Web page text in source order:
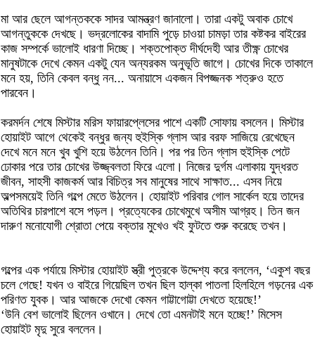
মা আর ছেলে আগন্তককে সাদর আমন্ত্রণ জানালো। তারা একটু অবাক চোখে
আগন্তুককে দেখছে। ভদ্রলোকের বাদামি পুড়ে চাওয়া চামড়া তার কষ্টকর বাইরের
কাজ সম্পর্কে ভালোই ধারণা দিচ্ছে। শক্তপোক্ত দীর্ঘদেহী আর তীক্ষ্ণ চোখের
মানুষটাকে দেখে কেমন একটু যেন অন্যরকম অনুভূতি জাগে। চোখের দিকে তাকালে
মনে হয়, তিনি কেবল বন্ধু নন... অনায়াসে একজন বিপজ্জনক শত্রুও হতে
পারবেন।
করমর্দন শেষে মিস্টার মরিস ফায়ারপ্লেসের পাশে একটি সোফায় বসলেন। মিস্টার
হোয়াইট আগে থেকেই বন্ধুর জন্য হুইস্কি গ্লাস আর বরফ সাজিয়ে রেখেছেন
দেখে মনে মনে খুব খুশি হয়ে উঠলেন তিনি। পর পর তিন গ্লাস হুইস্কি পেটে
ঢোকার পরে তার চোখের উজ্জ্বলতা ফিরে এলো। নিজের দুর্গম এলাকায় যুদ্ধরত
জীবন, সাহসী কাজকর্ম আর বিচিত্র সব মানুষের সাথে সাক্ষাত... এসব নিয়ে
অল্পসময়েই তিনি গল্পে মেতে উঠলেন। হোয়াইট পরিবার গোল সার্কেল হয়ে তাদের
অতিথির চারপাশে বসে পড়ল। প্রত্যেকের চোখেমুখে অসীম আগ্রহ। তিন জন
দারুণ মনোযোগী শ্রোতা পেয়ে বক্তার মুখেও খই ফুটতে শুরু করেছে তখন।
গল্পের এক পর্যায়ে মিস্টার হোয়াইট স্ত্রী পুত্রকে উদ্দেশ্য করে বললেন, ‘একুশ বছর
চলে গেছে! যখন ও বাইরে গিয়েছিল তখন ছিল হাল্কা পাতলা হিলহিলে গড়নের এক
পরিণত যুবক। আর আজকে দেখো কেমন গাট্টাগোট্টা দেখতে হয়েছে!’
‘উনি বেশ ভালোই ছিলেন ওখানে। দেখে তো এমনটাই মনে হচ্ছে!’ মিসেস
হোয়াইট মৃদু সুরে বললেন।